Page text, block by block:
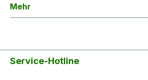
Mehr
Service-Hotline